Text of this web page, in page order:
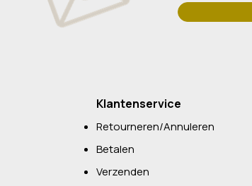
Klantenservice
Retourneren/Annuleren
Betalen
Verzenden